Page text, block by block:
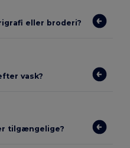
eller broderi?
vask?
tilgængelige?